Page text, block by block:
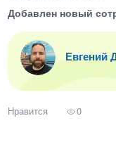
Добавлен новый
Евгений
Нравится 0